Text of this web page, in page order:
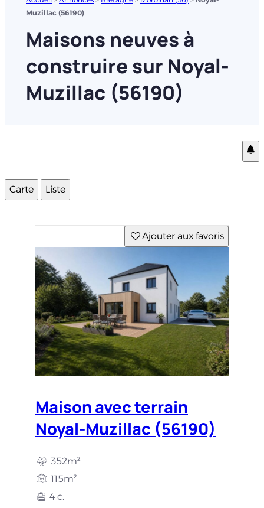
Muzillac (56190)
Maisons neuves à
construire sur Noyal-
Muzillac (56190)
Carte Liste
Ajouter aux favoris
Maison avec terrain
Noyal-Muzillac (56190)
352m²
115m²
4 c.